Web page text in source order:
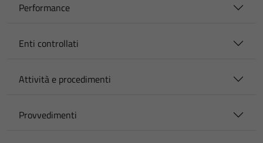
Performance
Enti controllati
Attività e procedimenti
Provvedimenti